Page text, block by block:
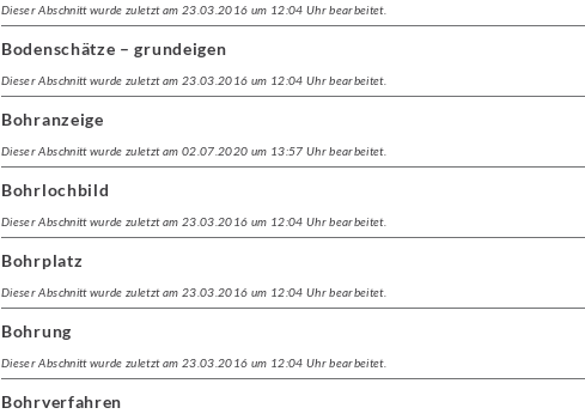
Dieser Abschnitt wurde zuletzt am 23.03.2016 um 12:04 Uhr bearbeitet.
Bodenschätze – grundeigen
Dieser Abschnitt wurde zuletzt am 23.03.2016 um 12:04 Uhr bearbeitet.
Bohranzeige
Dieser Abschnitt wurde zuletzt am 02.07.2020 um 13:57 Uhr bearbeitet.
Bohrlochbild
Dieser Abschnitt wurde zuletzt am 23.03.2016 um 12:04 Uhr bearbeitet.
Bohrplatz
Dieser Abschnitt wurde zuletzt am 23.03.2016 um 12:04 Uhr bearbeitet.
Bohrung
Dieser Abschnitt wurde zuletzt am 23.03.2016 um 12:04 Uhr bearbeitet.
Bohrverfahren